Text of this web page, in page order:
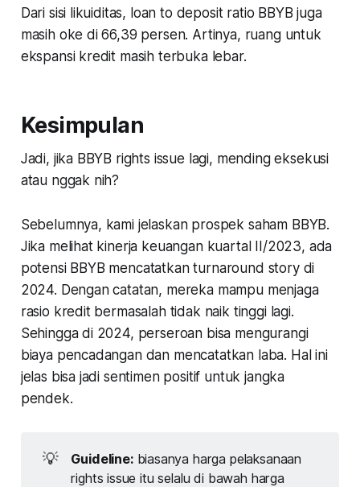
Dari sisi likuiditas, loan to deposit ratio BBYB juga
masih oke di 66,39 persen. Artinya, ruang untuk
ekspansi kredit masih terbuka lebar.
Kesimpulan
Jadi, jika BBYB rights issue lagi, mending eksekusi
atau nggak nih?
Sebelumnya, kami jelaskan prospek saham BBYB.
Jika melihat kinerja keuangan kuartal II/2023, ada
potensi BBYB mencatatkan turnaround story di
2024. Dengan catatan, mereka mampu menjaga
rasio kredit bermasalah tidak naik tinggi lagi.
Sehingga di 2024, perseroan bisa mengurangi
biaya pencadangan dan mencatatkan laba. Hal ini
jelas bisa jadi sentimen positif untuk jangka
pendek.
💡 Guideline: biasanya harga pelaksanaan
rights issue itu selalu di bawah harga